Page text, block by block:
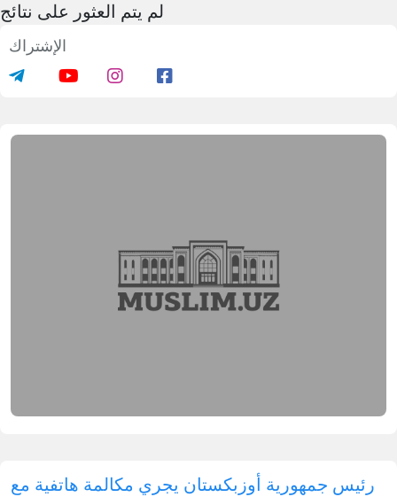
لم يتم العثور على نتائج
الإشتراك
رئيس جمهورية أوزبكستان يجري مكالمة هاتفية مع